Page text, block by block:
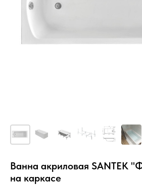
Ванна акриловая SANTEK
на каркасе